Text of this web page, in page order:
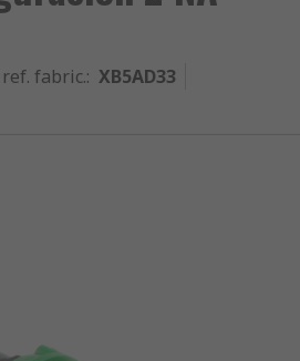
ref. fabric.: XB5AD33